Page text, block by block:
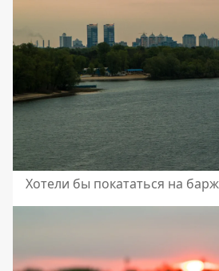
Хотели бы покататься на